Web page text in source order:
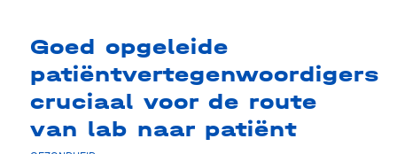
Goed opgeleide
patiëntvertegenwoordigers
cruciaal voor de route
van lab naar patiënt